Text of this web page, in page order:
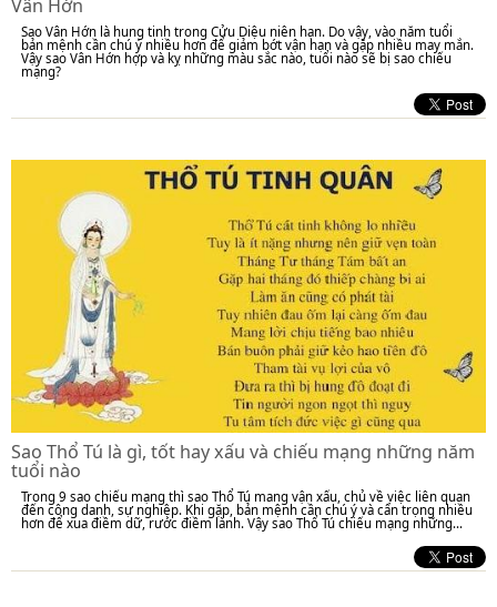
Vân Hớn
Sao Vân Hớn là hung tinh trong Cửu Diệu niên hạn. Do vậy, vào năm tuổi
bản mệnh cần chú ý nhiều hơn để giảm bớt vận hạn và gặp nhiều may mắn.
Vậy sao Vân Hớn hợp và kỵ những màu sắc nào, tuổi nào sẽ bị sao chiếu
mạng?
Sao Thổ Tú là gì, tốt hay xấu và chiếu mạng những năm
tuổi nào
Trong 9 sao chiếu mạng thì sao Thổ Tú mang vận xấu, chủ về việc liên quan
đến công danh, sự nghiệp. Khi gặp, bản mệnh cần chú ý và cẩn trọng nhiều
hơn để xua điềm dữ, rước điềm lành. Vậy sao Thổ Tú chiếu mạng những...